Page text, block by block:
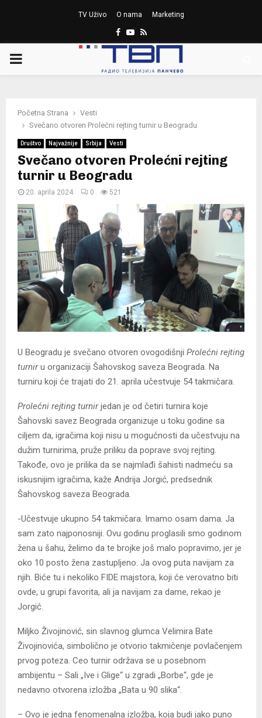
TV Uživo O nama Marketing
Facebook
Youtube
Rss
PRIMARY
Početna Strana
Vesti
Svečano otvoren Prolećni rejting turnir u Beogradu
Društvo Najvažnije Srbija Vesti
Svečano otvoren Prolećni rejting
turnir u Beogradu
20. aprila 2024. 0 521
U Beogradu je svečano otvoren ovogodišnji Prolećni rejting
turniru organizaciji Šahovskog saveza Beograda. Na
turniru koji će trajati do 21. aprila učestvuje 54 takmičara.
Prolećni rejting turnirjedan je od četiri turnira koje
Šahovski savez Beograda organizuje u toku godine sa
ciljem da, igračima koji nisu u mogućnosti da učestvuju na
dužim turnirima, pruže priliku da poprave svoj rejting.
Takođe, ovo je prilika da se najmlađi šahisti nadmeću sa
iskusnijim igračima, kaže Andrija Jorgić, predsednik
Šahovskog saveza Beograda.
-Učestvuje ukupno 54 takmičara. Imamo osam dama. Ja
sam zato najponosniji. Ovu godinu proglasili smo godinom
žena u šahu, želimo da te brojke još malo popravimo, jer je
oko 10 posto žena zastupljeno. Ja ovog puta navijam za
njih. Biće tu i nekoliko FIDE majstora, koji će verovatno biti
ovde, u grupi favorita, ali ja navijam za dame, rekao je
Jorgić.
Miljko Živojinović, sin slavnog glumca Velimira Bate
Živojinovića, simbolično je otvorio takmičenje povlačenjem
prvog poteza. Ceo turnir održava se u posebnom
ambijentu – Sali „Ive i Glige“ u zgradi „Borbe“, gde je
nedavno otvorena izložba „Bata u 90 slika“.
– Ovo je jedna fenomenalna izložba, koja budi jako puno